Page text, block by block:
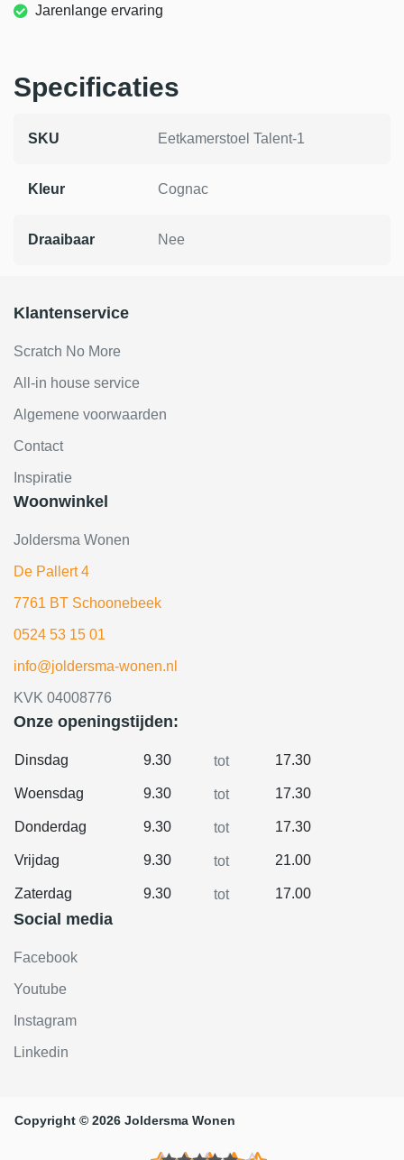
Jarenlange ervaring
Specificaties
SKU Eetkamerstoel Talent-1
Kleur Cognac
Draaibaar Nee
Klantenservice
Scratch No More
All-in house service
Algemene voorwaarden
Contact
Inspiratie
Woonwinkel
Joldersma Wonen
De Pallert 4
7761 BT Schoonebeek
0524 53 15 01
info@joldersma-wonen.nl
KVK 04008776
Onze openingstijden:
Dinsdag 9.30 tot 17.30
Woensdag 9.30 tot 17.30
Donderdag 9.30 tot 17.30
Vrijdag 9.30 tot 21.00
Zaterdag 9.30 tot 17.00
Social media
Facebook
Youtube
Instagram
Linkedin
Copyright © 2026 Joldersma Wonen